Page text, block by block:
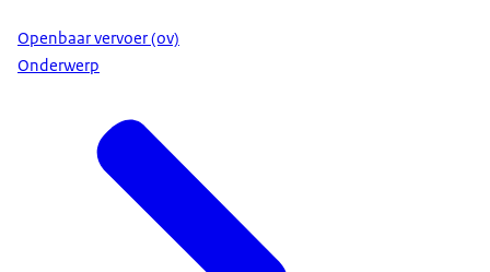
Openbaar vervoer (ov)
Onderwerp